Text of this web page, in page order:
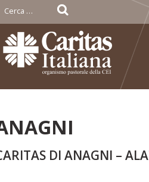
Ricerca
per:
DI ANAGNI –